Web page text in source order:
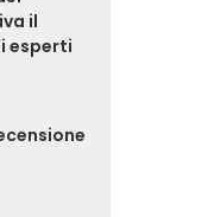
il
esperti